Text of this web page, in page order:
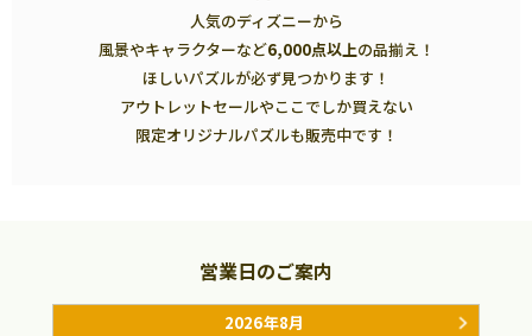
人気のディズニーから
風景やキャラクターなど6,000点以上の品揃え！
ほしいパズルが必ず見つかります！
アウトレットセールやここでしか買えない
限定オリジナルパズルも販売中です！
営業日のご案内
2026年8月